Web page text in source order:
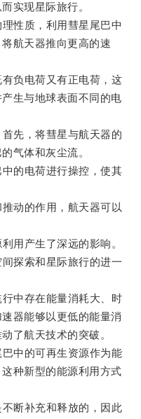
实现星际旅行。
性质，利用彗星尾巴中
航天器推向更高的速
负电荷又有正电荷，这
生与地球表面不同的电
先，将彗星与航天器的
气体和灰尘流。
的电荷进行操控，使其
动的作用，航天器可以
产生了深远的影响。
探索和星际旅行的进一
中存在能量消耗大、时
器能够以更低的能量消
了航天技术的突破。
中的可再生资源作为能
种新型的能源利用方式
断补充和释放的，因此